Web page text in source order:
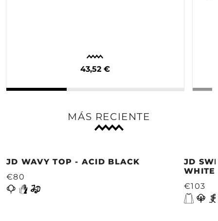
43,52 €
MÁS RECIENTE
JD WAVY TOP - ACID BLACK
€80
JD
WHITE
€103